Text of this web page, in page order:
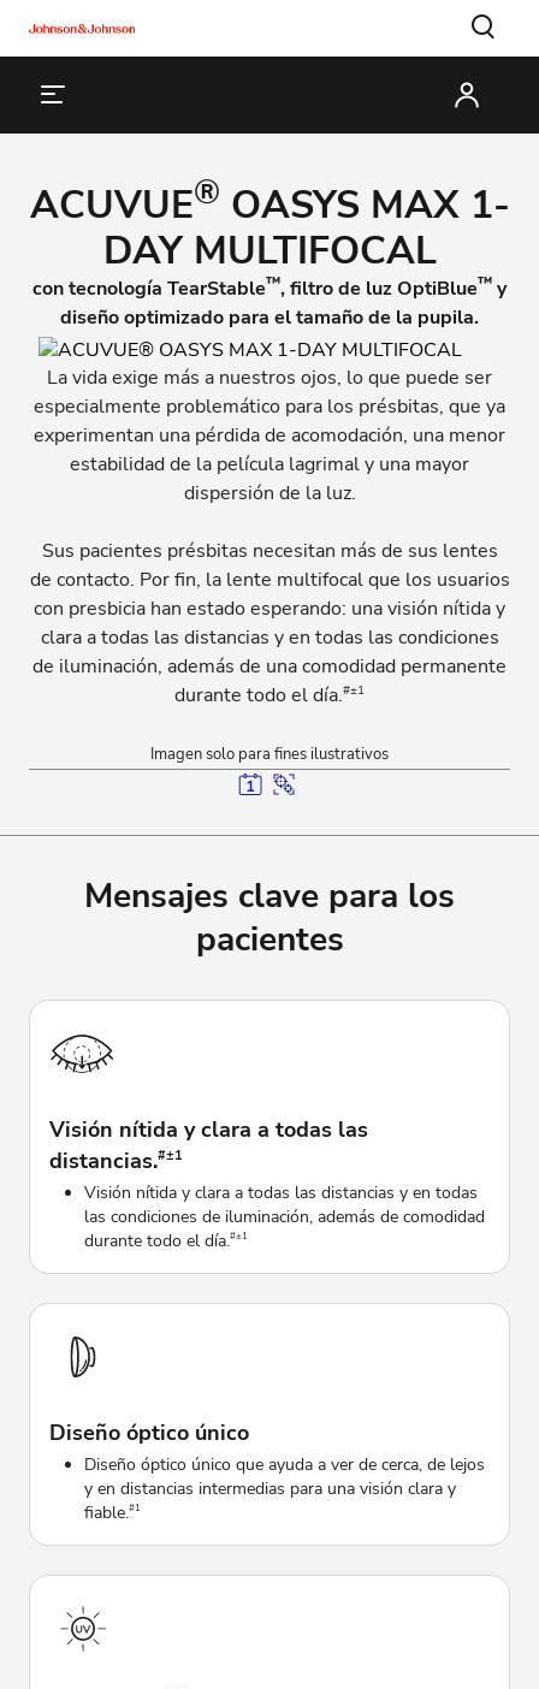
ACUVUE® OASYS MAX 1-
DAY MULTIFOCAL
con tecnología TearStable™, filtro de luz OptiBlue™ y
diseño optimizado para el tamaño de la pupila.
La vida exige más a nuestros ojos, lo que puede ser
especialmente problemático para los présbitas, que ya
experimentan una pérdida de acomodación, una menor
estabilidad de la película lagrimal y una mayor
dispersión de la luz.
Sus pacientes présbitas necesitan más de sus lentes
de contacto. Por fin, la lente multifocal que los usuarios
con presbicia han estado esperando: una visión nítida y
clara a todas las distancias y en todas las condiciones
de iluminación, además de una comodidad permanente
durante todo el día.#±1
Imagen solo para fines ilustrativos
Mensajes clave para los
pacientes
Visión nítida y clara a todas las
distancias.#±1
Visión nítida y clara a todas las distancias y en todas
las condiciones de iluminación, además de comodidad
durante todo el día.#±1
Diseño óptico único
Diseño óptico único que ayuda a ver de cerca, de lejos
y en distancias intermedias para una visión clara y
fiable.#1